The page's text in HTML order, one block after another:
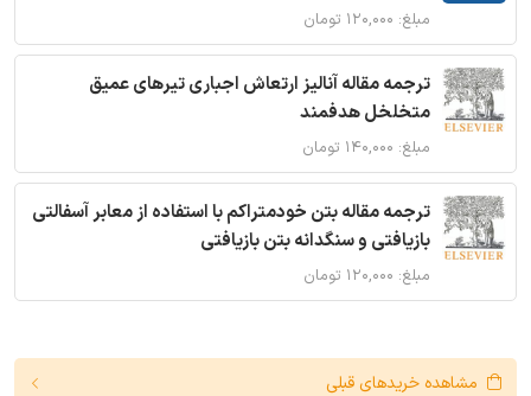
مبلغ: ۱۲۰,۰۰۰ تومان
ترجمه مقاله آنالیز ارتعاش اجباری تیرهای عمیق
متخلخل هدفمند
مبلغ: ۱۴۰,۰۰۰ تومان
ترجمه مقاله بتن خودمتراکم با استفاده از معابر آسفالتی
بازیافتی و سنگدانه بتن بازیافتی
مبلغ: ۱۲۰,۰۰۰ تومان
مشاهده خریدهای قبلی